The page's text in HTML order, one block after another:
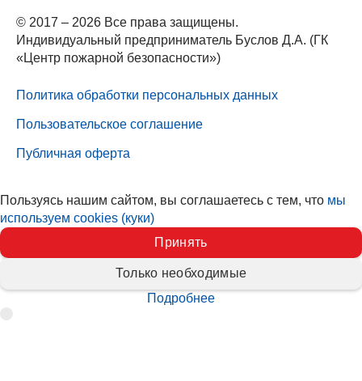
© 2017 – 2026 Все права защищены.
Индивидуальный предприниматель Буслов Д.А. (ГК
«Центр пожарной безопасности»)
Политика обработки персональных данных
Пользовательское соглашение
Публичная оферта
Пользуясь нашим сайтом, вы соглашаетесь с тем, что мы
используем cookies (куки)
Принять
Только необходимые
Подробнее